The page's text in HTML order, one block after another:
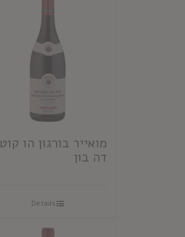
מואייר בורגון הו קוט
דה בון
Details